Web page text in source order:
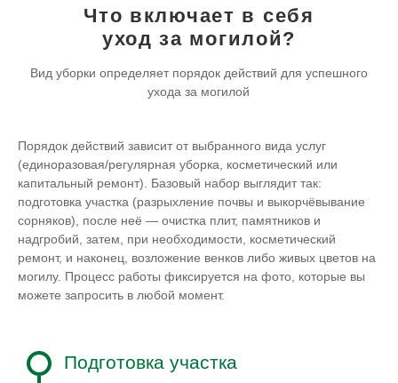
Что включает в себя
уход за могилой?
Вид уборки определяет порядок действий для успешного
ухода за могилой
Порядок действий зависит от выбранного вида услуг
(единоразовая/регулярная уборка, косметический или
капитальный ремонт). Базовый набор выглядит так:
подготовка участка (разрыхление почвы и выкорчёвывание
сорняков), после неё — очистка плит, памятников и
надгробий, затем, при необходимости, косметический
ремонт, и наконец, возложение венков либо живых цветов на
могилу. Процесс работы фиксируется на фото, которые вы
можете запросить в любой момент.
Подготовка участка